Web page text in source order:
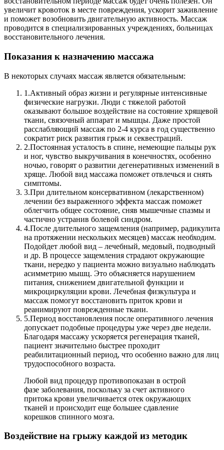
увеличит кровоток в месте повреждения, ускорит заживление
и поможет возобновить двигательную активность. Массаж
проводится в специализированных учреждениях, больницах
восстановительного лечения.
Показания к назначению массажа
В некоторых случаях массаж является обязательным:
1.Активный образ жизни и регулярные интенсивные
физические нагрузки. Люди с тяжелой работой
оказывают большое воздействие на состояние хрящевой
ткани, связочный аппарат и мышцы. Даже простой
расслабляющий массаж по 2-4 курса в год существенно
сократит риск развития грыж и секвестраций.
2.Постоянная усталость в спине, немеющие пальцы рук
и ног, чувство выкручивания в конечностях, особенно
ночью, говорят о развитии дегенеративных изменений в
хряще. Любой вид массажа поможет отвлечься и снять
симптомы.
3.При длительном консервативном (лекарственном)
лечении без выраженного эффекта массаж поможет
облегчить общее состояние, сняв мышечные спазмы и
частично устранив болевой синдром.
4.После длительного защемления (например, радикулита
на протяжении нескольких месяцев) массаж необходим.
Подойдет любой вид – лечебный, медовый, подводный
и др. В процессе защемления страдают окружающие
ткани, нередко у пациента можно визуально наблюдать
асимметрию мышц. Это объясняется нарушением
питания, снижением двигательной функции и
микроциркуляции крови. Лечебная физкультура и
массаж помогут восстановить приток крови и
реанимируют поврежденные ткани.
5.Период восстановления после оперативного лечения
допускает подобные процедуры уже через две недели.
Благодаря массажу ускоряется регенерация тканей,
пациент значительно быстрее проходит
реабилитационный период, что особенно важно для лиц
трудоспособного возраста.
Любой вид процедур противопоказан в острой
фазе заболевания, поскольку за счет активного
притока крови увеличивается отек окружающих
тканей и происходит еще большее сдавление
корешков спинного мозга.
Воздействие на грыжу каждой из методик